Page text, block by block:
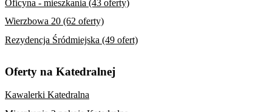
Oficyna - mieszkania (43 oferty)
Wierzbowa 20 (62 oferty)
Rezydencja Śródmiejska (49 ofert)
Oferty na Katedralnej
Kawalerki Katedralna